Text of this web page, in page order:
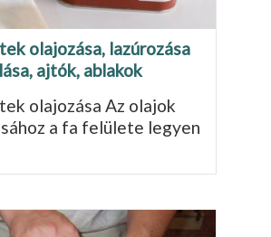
olajozása, lazúrozása
ajtók, ablakok
olajozása Az olajok
a fa felülete legyen